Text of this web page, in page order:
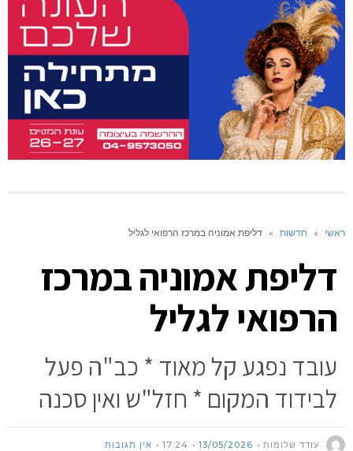
ראשי » חדשות » דליפת אמוניה במרכז הרפואי לגליל
דליפת אמוניה במרכז
הרפואי לגליל
עובד נפגע קל מאוד * כב"ה פעל
לבידוד המקום * חזל"ש ואין סכנה
עודד שלומות 13/05/2026
17:24 אין תגובות